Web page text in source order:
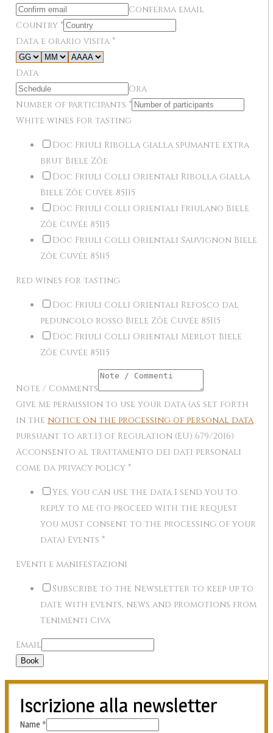
Conferma email
Country *
Data e orario visita *
Data
Ora
Number of participants *
White wines for tasting
Doc Friuli Ribolla gialla spumante extra
brut Biele Zôe
Doc Friuli Colli Orientali Ribolla gialla
Biele Zôe Cuvée 85I15
Doc Friuli Colli Orientali Friulano Biele
Zôe Cuvée 85I15
Doc Friuli Colli Orientali Sauvignon Biele
Zôe Cuvée 85I15
Red wines for tasting
Doc Friuli Colli Orientali Refosco dal
peduncolo rosso Biele Zôe Cuvée 85I15
Doc Friuli Colli Orientali Merlot Biele
Zôe Cuvée 85I15
Note / Comments
Give me permission to use your data (as set forth
in the notice on the processing of personal data
pursuant to art.13 of Regulation (EU) 679/2016)
Acconsento al trattamento dei dati personali
come da privacy policy *
Yes, you can use the data I send you to
reply to me (to proceed with the request
you must consent to the processing of your
data) Events *
Eventi e manifestazioni
Subscribe to the Newsletter to keep up to
date with events, news and promotions from
Tenimenti Civa
Email
Book
Iscrizione alla newsletter
Name *